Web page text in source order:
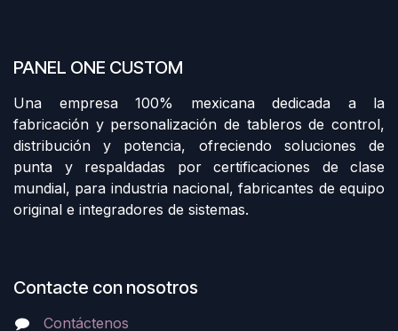
PANEL ONE CUSTOM
Una empresa 100% mexicana dedicada a la
fabricación y personalización de tableros de control,
distribución y potencia, ofreciendo soluciones de
punta y respaldadas por certificaciones de clase
mundial, para industria nacional, fabricantes de equipo
original e integradores de sistemas.
Contacte con nosotros
Contáctenos